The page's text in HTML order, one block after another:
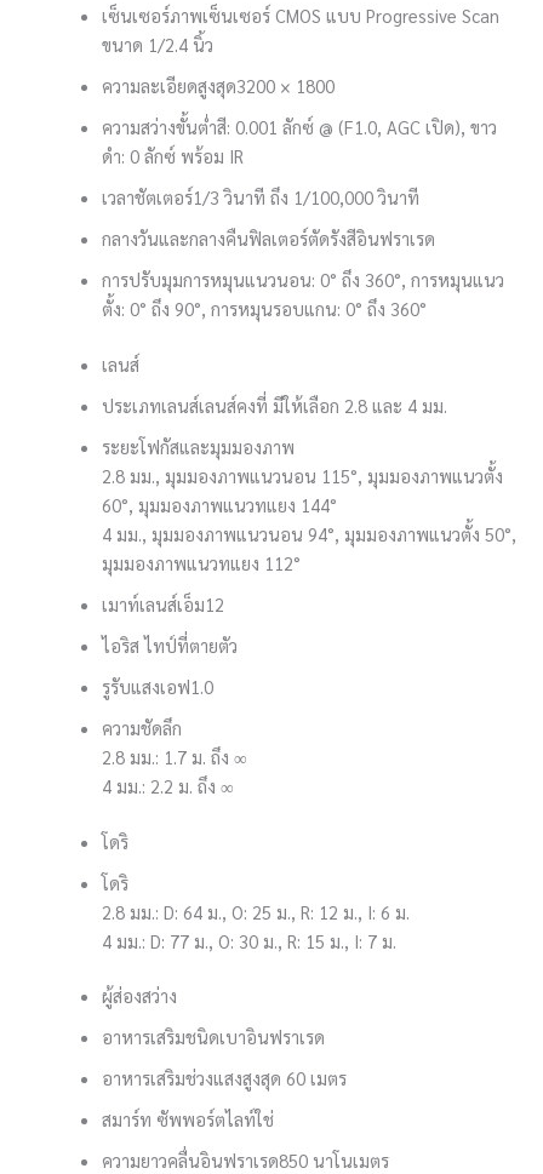
เซ็นเซอร์ภาพเซ็นเซอร์ CMOS แบบ Progressive Scan
ขนาด 1/2.4 นิ้ว
ความละเอียดสูงสุด3200 × 1800
ความสว่างขั้นต่ำสี: 0.001 ลักซ์ @ (F1.0, AGC เปิด), ขาว
ดำ: 0 ลักซ์ พร้อม IR
เวลาชัตเตอร์1/3 วินาที ถึง 1/100,000 วินาที
กลางวันและกลางคืนฟิลเตอร์ตัดรังสีอินฟราเรด
การปรับมุมการหมุนแนวนอน: 0° ถึง 360°, การหมุนแนว
ตั้ง: 0° ถึง 90°, การหมุนรอบแกน: 0° ถึง 360°
เลนส์
ประเภทเลนส์เลนส์คงที่ มีให้เลือก 2.8 และ 4 มม.
ระยะโฟกัสและมุมมองภาพ
2.8 มม., มุมมองภาพแนวนอน 115°, มุมมองภาพแนวตั้ง
60°, มุมมองภาพแนวทแยง 144°
4 มม., มุมมองภาพแนวนอน 94°, มุมมองภาพแนวตั้ง 50°,
มุมมองภาพแนวทแยง 112°
เมาท์เลนส์เอ็ม12
ไอริส ไทป์ที่ตายตัว
รูรับแสงเอฟ1.0
ความชัดลึก
2.8 มม.: 1.7 ม. ถึง ∞
4 มม.: 2.2 ม. ถึง ∞
โดริ
โดริ
2.8 มม.: D: 64 ม., O: 25 ม., R: 12 ม., I: 6 ม.
4 มม.: D: 77 ม., O: 30 ม., R: 15 ม., I: 7 ม.
ผู้ส่องสว่าง
อาหารเสริมชนิดเบาอินฟราเรด
อาหารเสริมช่วงแสงสูงสุด 60 เมตร
สมาร์ท ซัพพอร์ตไลท์ใช่
ความยาวคลื่นอินฟราเรด850 นาโนเมตร